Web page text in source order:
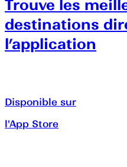
Trouve les
destinations
l’application
Disponible sur
l'App Store